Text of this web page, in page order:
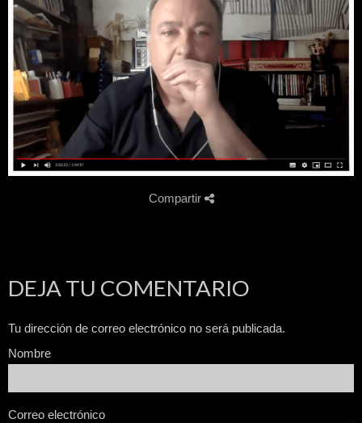
Compartir
DEJA TU COMENTARIO
Tu dirección de correo electrónico no será publicada.
Nombre
Correo electrónico